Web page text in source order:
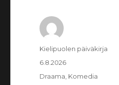
Kirjoittaja
Kielipuolen päiväkirja
Julkaistu
6.8.2026
Kategoriat
Draama Komedia